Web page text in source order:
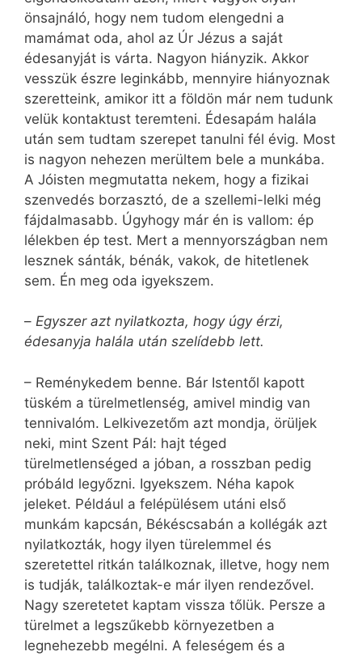
önsajnáló, hogy nem tudom elengedni a
mamámat oda, ahol az Úr Jézus a saját
édesanyját is várta. Nagyon hiányzik. Akkor
vesszük észre leginkább, mennyire hiányoznak
szeretteink, amikor itt a földön már nem tudunk
velük kontaktust teremteni. Édesapám halála
után sem tudtam szerepet tanulni fél évig. Most
is nagyon nehezen merültem bele a munkába.
A Jóisten megmutatta nekem, hogy a fizikai
szenvedés borzasztó, de a szellemi-lelki még
fájdalmasabb. Úgyhogy már én is vallom: ép
lélekben ép test. Mert a mennyországban nem
lesznek sánták, bénák, vakok, de hitetlenek
sem. Én meg oda igyekszem.
– Egyszer azt nyilatkozta, hogy úgy érzi,
édesanyja halála után szelídebb lett.
– Reménykedem benne. Bár Istentől kapott
tüském a türelmetlenség, amivel mindig van
tennivalóm. Lelkivezetőm azt mondja, örüljek
neki, mint Szent Pál: hajt téged
türelmetlenséged a jóban, a rosszban pedig
próbáld legyőzni. Igyekszem. Néha kapok
jeleket. Például a felépülésem utáni első
munkám kapcsán, Békéscsabán a kollégák azt
nyilatkozták, hogy ilyen türelemmel és
szeretettel ritkán találkoznak, illetve, hogy nem
is tudják, találkoztak-e már ilyen rendezővel.
Nagy szeretetet kaptam vissza tőlük. Persze a
türelmet a legszűkebb környezetben a
legnehezebb megélni. A feleségem és a